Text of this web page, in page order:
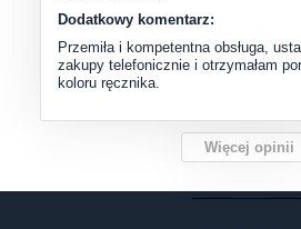
Dodatkowy komentarz:
Przemiła i kompetentna obsługa,
zakupy telefonicznie i otrzymałam
koloru ręcznika.
Więcej opinii